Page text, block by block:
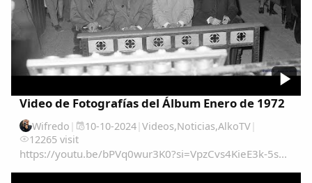
Video de Fotografías del Álbum Enero de 1972
Wifredo | 10-10-2024| Videos,Noticias,AlkoTV|
12265 visit
https://youtu.be/bPVq0wur3K0?si=VpzCvs4KieE3k-5s...
Compartir en Twitter
Copiar enlace